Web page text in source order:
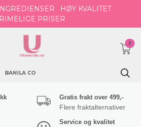
HØY KVALITET
RIMELIGE PRISER
0
BANILA CO
Gratis frakt over 499,-
Flere fraktalternativer
Service og kvalitet